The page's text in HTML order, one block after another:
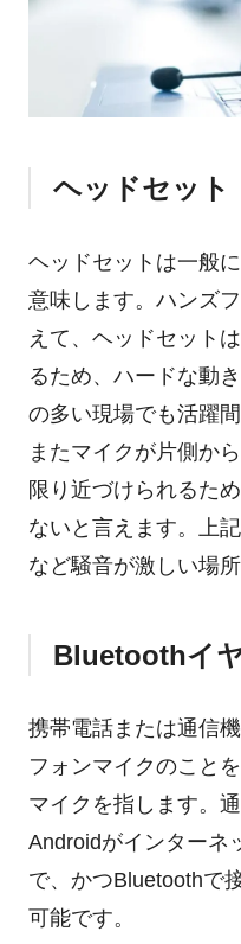
ヘッドセット
ヘッドセットは一般
意味します。ハンズ
えて、ヘッドセット
るため、ハードな動
の多い現場でも活躍間
またマイクが片側か
限り近づけられるた
ないと言えます。上
など騒音が激しい場
Bluetoothイ
携帯電話または通信
フォンマイクのこと
マイクを指します。
Androidがインターネ
で、かつBluetoothで
可能です。